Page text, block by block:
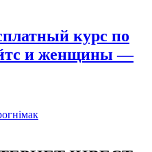
курс по
и женщины —